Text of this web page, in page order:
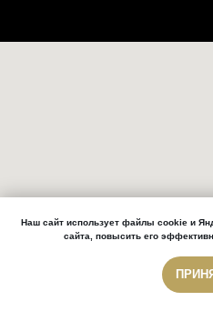
Наш сайт использует файлы cookie и
сайта, повысить его